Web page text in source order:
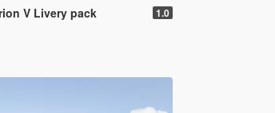
V Livery pack 1.0